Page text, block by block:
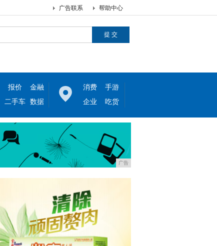
帮助中心
广告联系
报价
金融
二手车 数据
消费
手游
企业
吃货
广告